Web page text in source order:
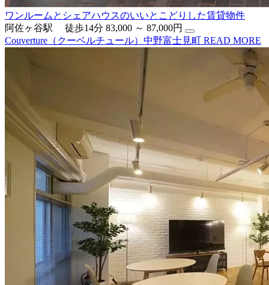
ワンルームとシェアハウスのいいとこどりした賃貸物件
阿佐ヶ谷駅 徒歩14分 83,000 ～ 87,000円
Couverture（クーベルチュール）中野富士見町 READ MORE